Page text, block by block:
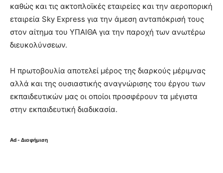
καθώς και τις ακτοπλοϊκές εταιρείες και την αεροπορική
εταιρεία Sky Express για την άμεση ανταπόκρισή τους
στον αίτημα του ΥΠΑΙΘΑ για την παροχή των ανωτέρω
διευκολύνσεων.
Η πρωτοβουλία αποτελεί μέρος της διαρκούς μέριμνας
αλλά και της ουσιαστικής αναγνώρισης του έργου των
εκπαιδευτικών μας οι οποίοι προσφέρουν τα μέγιστα
στην εκπαιδευτική διαδικασία.
Ad - Διαφήμιση